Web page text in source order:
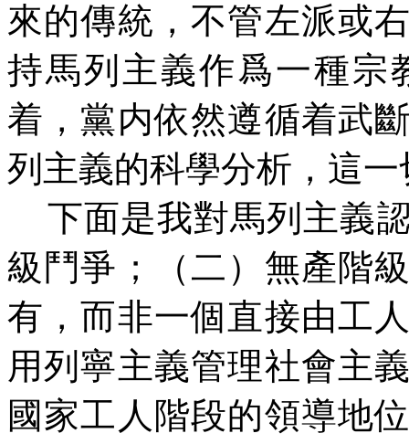
來的傳統，不管左派或
持馬列主義作爲一種宗
着，黨内依然遵循着武
列主義的科學分析，這
下面是我對馬列主義
級鬥爭；（二）無產階
有，而非一個直接由工
用列寧主義管理社會主
國家工人階段的領導地